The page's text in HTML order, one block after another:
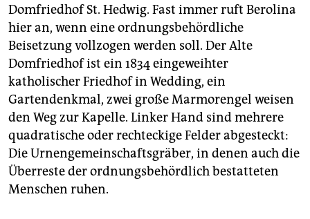
Domfriedhof St. Hedwig. Fast immer ruft Berolina
hier an, wenn eine ordnungsbehördliche
Beisetzung vollzogen werden soll. Der Alte
Domfriedhof ist ein 1834 eingeweihter
katholischer Friedhof in Wedding, ein
Gartendenkmal, zwei große Marmorengel weisen
den Weg zur Kapelle. Linker Hand sind mehrere
quadratische oder rechteckige Felder abgesteckt:
Die Urnengemeinschaftsgräber, in denen auch die
Überreste der ordnungsbehördlich bestatteten
Menschen ruhen.